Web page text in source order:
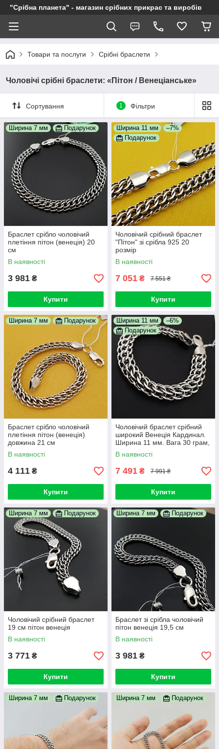
"Срібна планета" - магазин срібних прикрас та виробів
Товари та послуги Срібні браслети
Чоловічі срібні браслети: «Пітон / Венеціанське»
Сортування 1 Фільтри
Ширина 7 мм Подарунок
Браслет срібло чоловічий
плетіння пітон (венеція) 20
см
В наявності
3 981 ₴
Купити
Ширина 11 мм
–7%
Подарунок
Чоловічий срібний браслет
"Пітон" зі срібла 925 20
розмір
В наявності
7 051 ₴ 7 551 ₴
Купити
Ширина 7 мм Подарунок
Браслет срібло чоловічий
плетіння пітон (венеція)
довжина 21 см
В наявності
4 111 ₴
Купити
Ширина 11 мм
–6%
Подарунок
Чоловічий браслет срібний
широкий Венеція Кардинал.
Ширина 11 мм. Вага 30 грам,
довжина 22 см
В наявності
7 491 ₴ 7 991 ₴
Купити
Ширина 7 мм Подарунок
Чоловічий срібний браслет
19 см пітон венеція
В наявності
3 771 ₴
Купити
Ширина 7 мм Подарунок
Браслет зі срібла чоловічий
пітон венеція 19,5 см
В наявності
3 981 ₴
Купити
Ширина 7 мм Подарунок Ширина 7 мм Подарунок